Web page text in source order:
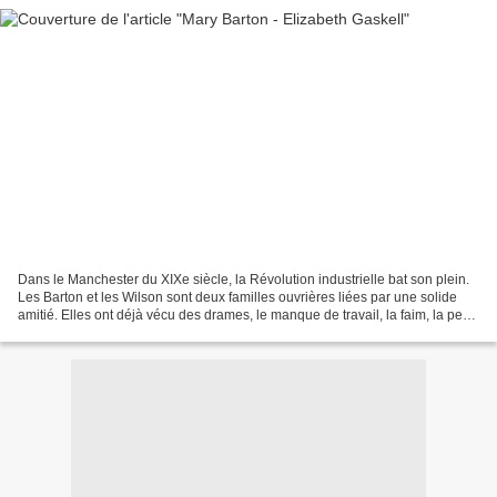
Dans le Manchester du XIXe siècle, la Révolution industrielle bat son plein.
Les Barton et les Wilson sont deux familles ouvrières liées par une solide
amitié. Elles ont déjà vécu des drames, le manque de travail, la faim, la perte